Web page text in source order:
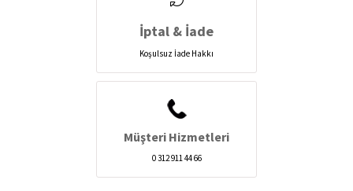
İptal & İade
Koşulsuz İade Hakkı
Müşteri Hizmetleri
0 312 911 44 66